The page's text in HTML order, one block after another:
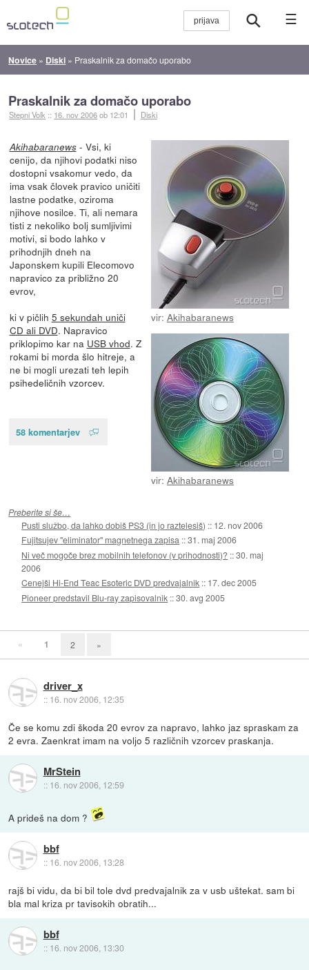
☰
Novice » Diski » Praskalnik za domačo uporabo
Praskalnik za domačo uporabo
Stepni Volk :: 16. nov 2006ob 12:01 Diski
vir: Akihabaranews
vir: Akihabaranews
Akihabaranews- Vsi, ki
cenijo, da njihovi podatki niso
dostopni vsakomur vedo, da
ima vsak človek pravico uničiti
lastne podatke, oziroma
njihove nosilce. Ti, ali nemara
tisti z nekoliko bolj sumljivimi
motivi, si bodo lahko v
prihodnjih dneh na
Japonskem kupili Elecomovo
napravico za približno 20
evrov,
ki v pičlih 5 sekundah uniči
CD ali DVD. Napravico
priklopimo kar na USB vhod. Z
rokami bi morda šlo hitreje, a
ne bi mogli urezati teh lepih
psihedeličnih vzorcev.
58 komentarjev
Preberite si še…
Pusti službo, da lahko dobiš PS3 (in jo raztelesiš) :: 12. nov 2006
Fujitsujev "eliminator" magnetnega zapisa ::31. maj 2006
Ni več mogoče brez mobilnih telefonov (v prihodnosti)? ::30. maj
2006
Cenejši Hi-End Teac Esoteric DVD predvajalnik :: 17. dec 2005
Pioneer predstavil Blu-ray zapisovalnik ::30. avg 2005
« 1 2 »
driver_x
:: 16. nov 2006, 12:35
Če se komu zdi škoda 20 evrov za napravo, lahko jaz spraskam za
2 evra. Zaenkrat imam na voljo 5 različnih vzorcev praskanja.
MrStein
:: 16. nov 2006, 12:59
A prideš na dom ?
bbf
:: 16. nov 2006, 13:28
rajš bi vidu, da bi bil tole dvd predvajalnik za v usb uštekat. sam bi
bla mal kriza pr tavisokih obratih...
bbf
:: 16. nov 2006, 13:30